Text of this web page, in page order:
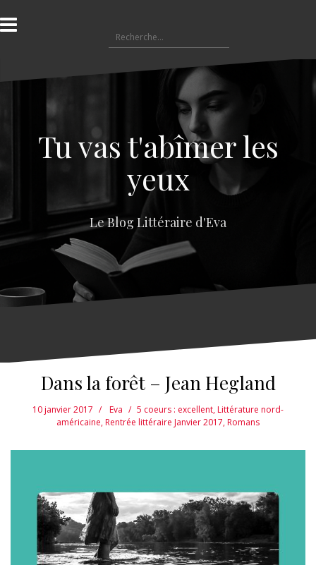
l
a
e
e
Tu vas t'abîmer les
yeux
Le Blog Littéraire d'Eva
Dans la forêt – Jean Hegland
10 janvier 2017 Eva 5 coeurs : excellent,Littérature nord-
américaine,Rentrée littéraire Janvier 2017,Romans